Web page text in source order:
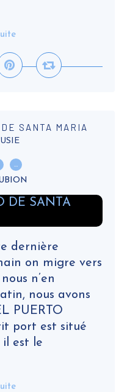
SANTA MARIA
…
dernière
on migre vers
n’en
nous avons
PUERTO
port est situé
est le